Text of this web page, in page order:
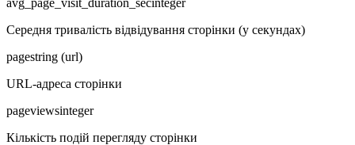
avg_page_visit_duration_secinteger
Середня тривалість відвідування сторінки (у секундах)
pagestring (url)
URL-адреса сторінки
pageviewsinteger
Кількість подій перегляду сторінки